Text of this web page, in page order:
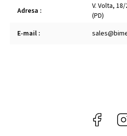
Adresa :
V. Volta,
(PD)
E-mail :